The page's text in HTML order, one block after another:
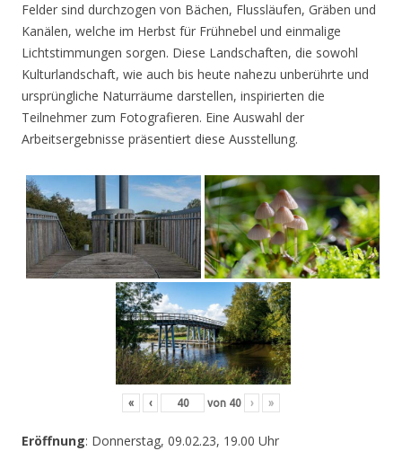
Felder sind durchzogen von Bächen, Flussläufen, Gräben und
Kanälen, welche im Herbst für Frühnebel und einmalige
Lichtstimmungen sorgen. Diese Landschaften, die sowohl
Kulturlandschaft, wie auch bis heute nahezu unberührte und
ursprüngliche Naturräume darstellen, inspirierten die
Teilnehmer zum Fotografieren. Eine Auswahl der
Arbeitsergebnisse präsentiert diese Ausstellung.
« ‹ von 40 › »
Eröffnung: Donnerstag, 09.02.23, 19.00 Uhr